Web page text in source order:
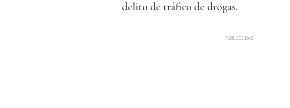
delito de tráfico de drogas.